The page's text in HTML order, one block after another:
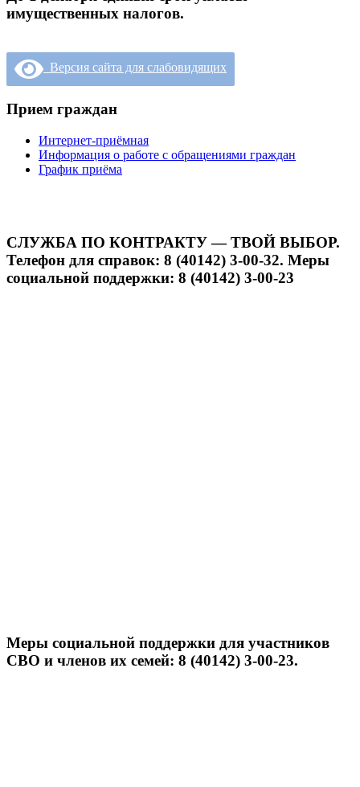
имущественных налогов.
Версия сайта для слабовидящих
Прием граждан
Интернет-приёмная
Информация о работе с обращениями граждан
График приёма
СЛУЖБА ПО КОНТРАКТУ — ТВОЙ ВЫБОР.
Телефон для справок: 8 (40142) 3-00-32. Меры
социальной поддержки: 8 (40142) 3-00-23
Меры социальной поддержки для участников
СВО и членов их семей: 8 (40142) 3-00-23.